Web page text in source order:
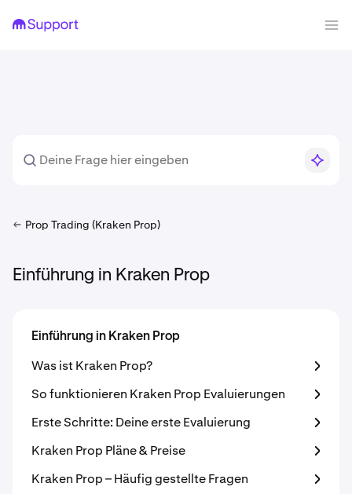
Prop Trading (Kraken Prop)
Einführung in Kraken Prop
Einführung in Kraken Prop
Was ist Kraken Prop?
So funktionieren Kraken Prop Evaluierungen
Erste Schritte: Deine erste Evaluierung
Kraken Prop Pläne & Preise
Kraken Prop – Häufig gestellte Fragen